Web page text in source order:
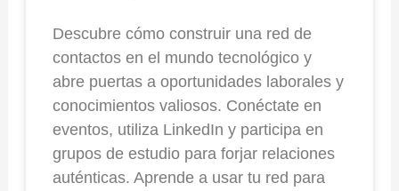
Descubre cómo construir una red de
contactos en el mundo tecnológico y
abre puertas a oportunidades laborales y
conocimientos valiosos. Conéctate en
eventos, utiliza LinkedIn y participa en
grupos de estudio para forjar relaciones
auténticas. Aprende a usar tu red para